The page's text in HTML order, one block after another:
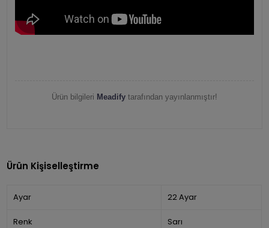
Ürün bilgileri Meadify tarafından yayınlanmıştır!
Ürün Kişiselleştirme
Ayar 22 Ayar
Renk Sarı